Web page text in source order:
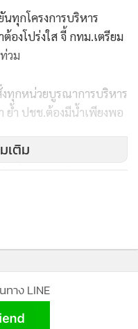
หารจัดการน้ำของ
ระราชดำรัสไว้ว่าน้ำคือ
ดูว่าที่ไหนมีการบริหาร
ง ก็พากันไปศึกษาเรียนรู้
งแผน ต่อมาจึงได้กำหนด
อในพื้นที่เป้าหมายที่มี
จน้ำลงไปเติมที่บ่อชาร์จ
ตำบลข้างเคียงมีน้ำ
าณ 6-7 วันน้ำถึงจะลดลง
หลังจากบริหารจัดการ
2 วันน้ำลดลงเป็นปกติ
ม่ต้องนำเงินไปช่วยเหลือ
ทุกโครงการบริหาร
องโปร่งใส จี้ กทม.เตรียม
วม
ทุกหน่วยบูรณาการบริหาร
ย้ำ ปชช.ต้องมีน้ำเพียงพอ
ป่าชายเลน” ชวนชม
เติม
ศรษฐกิจ อ.สมเด็จ คึกคัก